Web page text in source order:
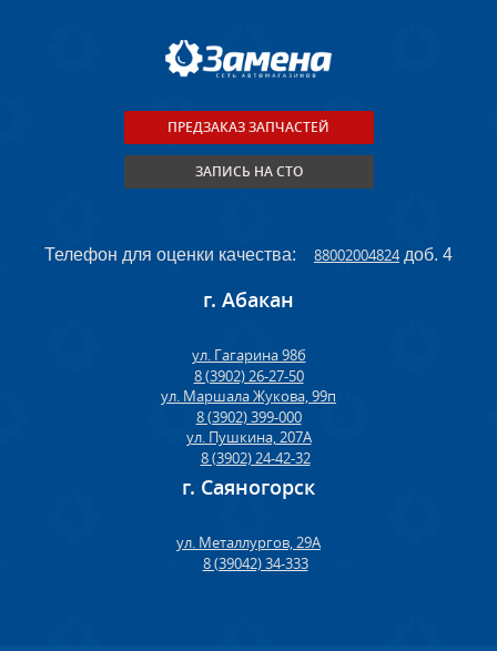
ПРЕДЗАКАЗ ЗАПЧАСТЕЙ
ЗАПИСЬ НА СТО
Телефон для оценки качества: 88002004824доб. 4
г. Абакан
ул. Гагарина 98б
8 (3902) 26-27-50
ул. Маршала Жукова, 99п
8 (3902) 399-000
ул. Пушкина, 207А
8 (3902) 24-42-32
г. Саяногорск
ул. Металлургов, 29А
8 (39042) 34-333